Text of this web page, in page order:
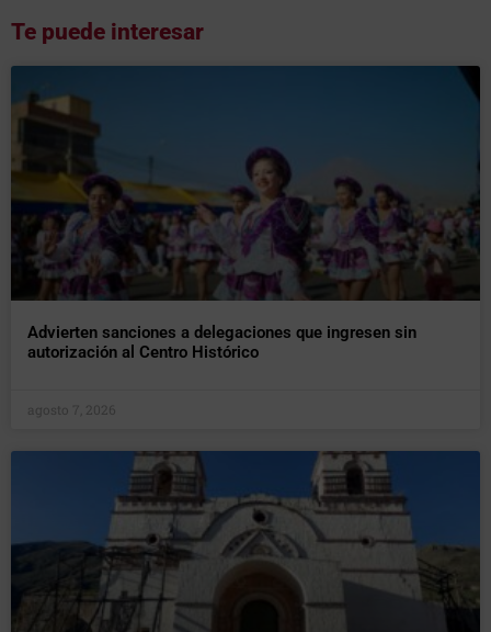
Te puede interesar
Advierten sanciones a delegaciones que ingresen sin
autorización al Centro Histórico
agosto 7, 2026